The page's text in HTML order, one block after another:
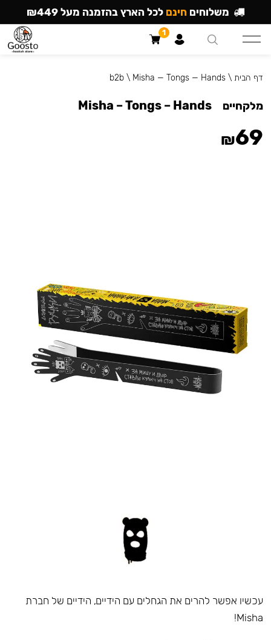
עכשיו אפשר להרים את הגחלים עם הידיים, הידיים של חברת
Misha!
דף הבית \
b2b\ Misha — Tongs — Hands
מלקחיים Misha – Tongs – Hands
₪69
משלוחים חינם לכל הארץ בהזמנה מעל ₪449
1